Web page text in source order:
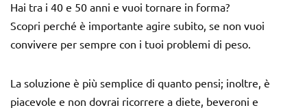
Hai tra i 40 e 50 anni e vuoi tornare in forma?
Scopri perché è importante agire subito, se non vuoi
convivere per sempre con i tuoi problemi di peso.
La soluzione è più semplice di quanto pensi; inoltre, è
piacevole e non dovrai ricorrere a diete, beveroni e